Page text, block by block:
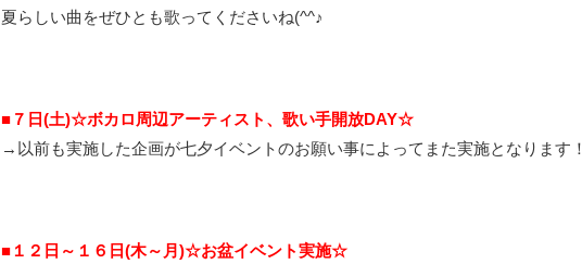
夏らしい曲をぜひとも歌ってくださいね(^^♪
■７日(土)☆ボカロ周辺アーティスト、歌い手開放DAY☆
→以前も実施した企画が七夕イベントのお願い事によってまた実施となります！
■１２日～１６日(木～月)☆お盆イベント実施☆